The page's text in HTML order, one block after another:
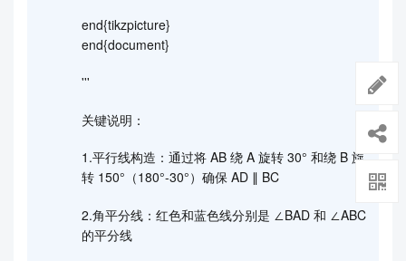
end{tikzpicture}
end{document}
'''
关键说明：
1.平行线构造：通过将 AB 绕 A 旋转 30° 和绕 B 旋
转 150°（180°-30°）确保 AD ∥ BC
2.角平分线：红色和蓝色线分别是 ∠BAD 和 ∠ABC
的平分线